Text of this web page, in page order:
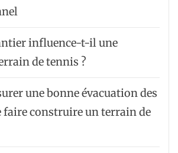
influence-t-il une
de tennis ?
une bonne évacuation des
faire construire un terrain de